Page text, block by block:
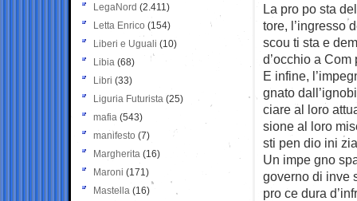
La pro ­po ­sta
­tore, l’ingresso
scou ­ti ­sta e
d’occhio a
E infine,
gnato
­ciare al loro
sione al loro
sti ­pen ­dio ini
Un impe ­gno
governo di inve
pro ­ce ­dura
LegaNord (2.411)
Letta Enrico (154)
Liberi e Uguali (10)
Libia (68)
Libri (33)
Liguria Futurista (25)
mafia (543)
manifesto (7)
Margherita (16)
Maroni (171)
Mastella (16)